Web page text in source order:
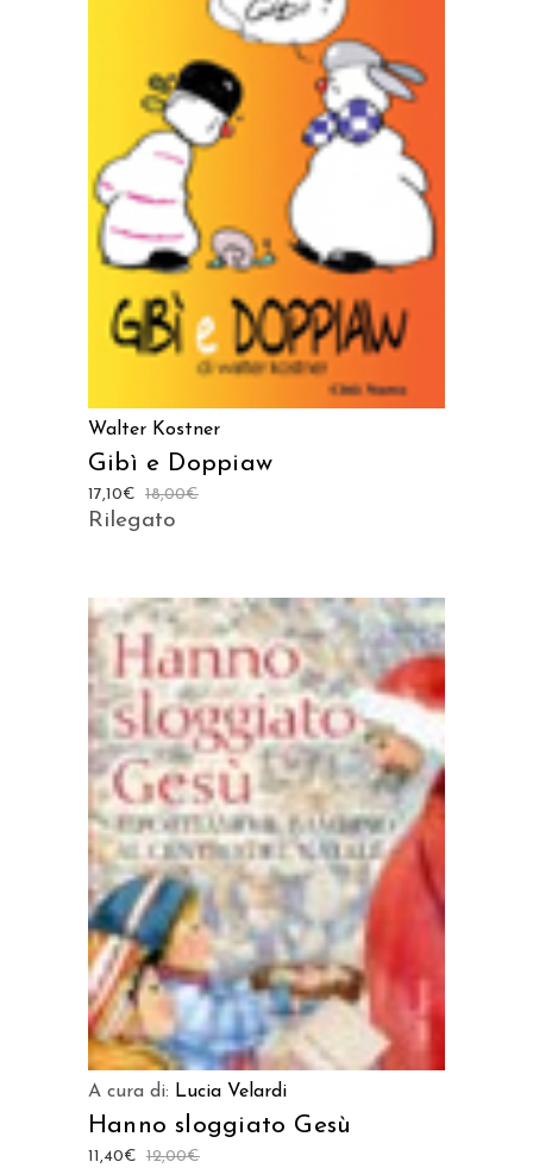
AGGIUNGI AL CARRELLO
Walter Kostner
Gibì e Doppiaw
18,00€
17,10€
Rilegato
AGGIUNGI AL CARRELLO
A cura di: Lucia Velardi
Hanno sloggiato Gesù
12,00€
11,40€